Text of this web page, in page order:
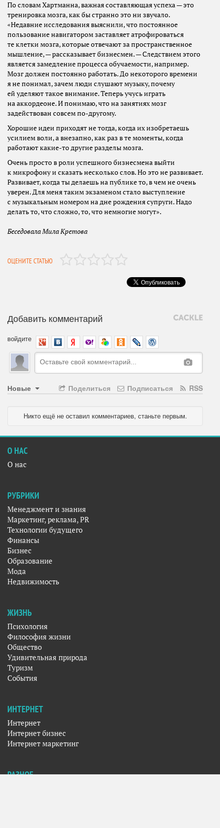
По словам Хартманна, важная составляющая успеха — это
тренировка мозга, как бы странно это ни звучало.
«Недавние исследования выяснили, что постоянное
пользование навигатором заставляет атрофироваться
те клетки мозга, которые отвечают за пространственное
мышление, — рассказывает бизнесмен. — Следствием этого
является замедление процесса обучаемости, например.
Мозг должен постоянно работать. До некоторого времени
я не понимал, зачем люди слушают музыку, почему
ей уделяют такое внимание. Теперь учусь играть
на аккордеоне. И понимаю, что на занятиях мозг
задействован совсем по-другому.
Хорошие идеи приходят не тогда, когда их изобретаешь
усилием воли, а внезапно, как раз в те моменты, когда
работают какие-то другие разделы мозга.
Очень просто в роли успешного бизнесмена выйти
к микрофону и сказать несколько слов. Но это не развивает.
Развивает, когда ты делаешь на публике то, в чем не очень
уверен. Для меня таким экзаменом стало выступление
с музыкальным номером на дне рождения супруги. Надо
делать то, что сложно, то, что немногие могут».
Беседовала Мила Кретова
ОЦЕНИТЕ СТАТЬЮ
Добавить комментарий
войдите
Новые RSS
Подписаться
Поделиться
Никто ещё не оставил комментариев, станьте первым.
О НАС
О нас
РУБРИКИ
Менеджмент и знания
Маркетинг, реклама, PR
Технологии будущего
Финансы
Бизнес
Образование
Мода
Недвижимость
ЖИЗНЬ
Психология
Философия жизни
Общество
Удивительная природа
Туризм
События
ИНТЕРНЕТ
Интернет
Интернет бизнес
Интернет маркетинг
РАЗНОЕ